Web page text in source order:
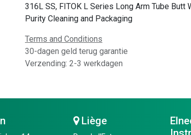
316L SS, FITOK L Series Long Arm Tube Butt
Purity Cleaning and Packaging
Terms and Conditions
30-dagen geld terug garantie
Verzending: 2-3 werkdagen
Liège